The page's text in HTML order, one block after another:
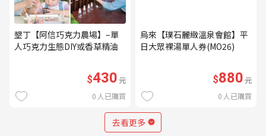
墾丁【阿信巧克力農場】–單
人巧克力生態DIY或香草精油
$430元
0 人已購買
烏來【璞石麗緻溫泉會館】平
日大眾裸湯單人券(MO26)
$880元
0 人已購買
去看更多